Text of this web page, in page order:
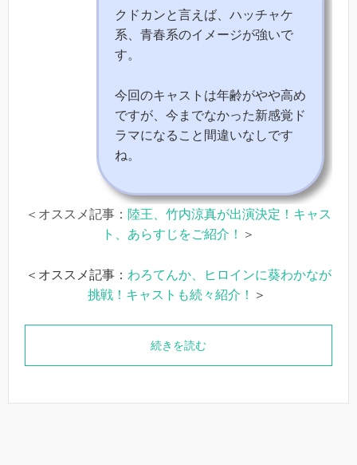
クドカンと言えば、ハッチャケ
系、青春系のイメージが強いで
す。
今回のキャストは年齢がやや高め
ですが、今までなかった新感覚ド
ラマになること間違いなしです
ね。
＜オススメ記事： 陸王、竹内涼真が出演決定！キャス
ト、あらすじをご紹介！
＞
＜オススメ記事： わろてんか、ヒロインに葵わかなが
挑戦！キャストも続々紹介！
＞
続きを読む